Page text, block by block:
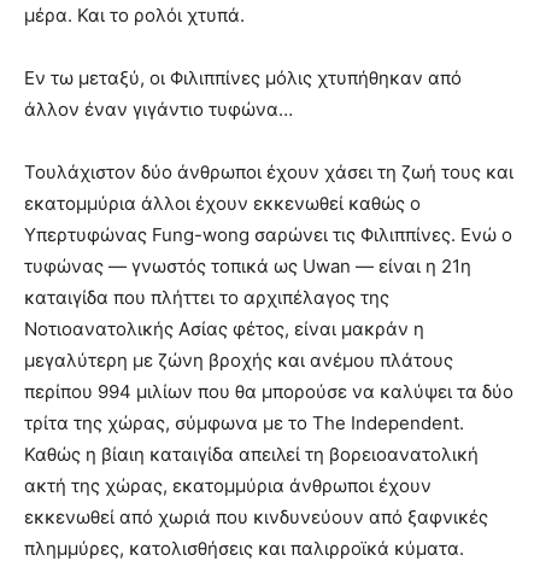
μέρα. Και το ρολόι χτυπά.
Εν τω μεταξύ, οι Φιλιππίνες μόλις χτυπήθηκαν από
άλλον έναν γιγάντιο τυφώνα…
Τουλάχιστον δύο άνθρωποι έχουν χάσει τη ζωή τους και
εκατομμύρια άλλοι έχουν εκκενωθεί καθώς ο
Υπερτυφώνας Fung-wong σαρώνει τις Φιλιππίνες. Ενώ ο
τυφώνας — γνωστός τοπικά ως Uwan — είναι η 21η
καταιγίδα που πλήττει το αρχιπέλαγος της
Νοτιοανατολικής Ασίας φέτος, είναι μακράν η
μεγαλύτερη με ζώνη βροχής και ανέμου πλάτους
περίπου 994 μιλίων που θα μπορούσε να καλύψει τα δύο
τρίτα της χώρας, σύμφωνα με το The Independent.
Καθώς η βίαιη καταιγίδα απειλεί τη βορειοανατολική
ακτή της χώρας, εκατομμύρια άνθρωποι έχουν
εκκενωθεί από χωριά που κινδυνεύουν από ξαφνικές
πλημμύρες, κατολισθήσεις και παλιρροϊκά κύματα.